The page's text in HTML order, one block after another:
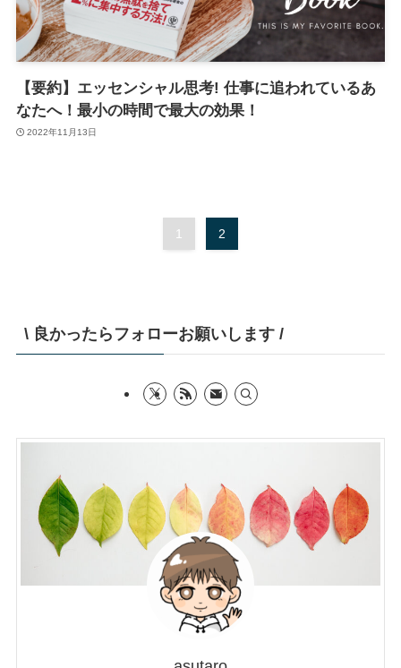
【要約】エッセンシャル思考! 仕事に追われているあ
なたへ！最小の時間で最大の効果！
2022年11月13日
1 2
\ 良かったらフォローお願いします /